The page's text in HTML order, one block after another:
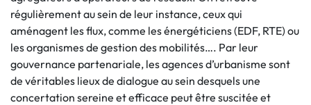
régulièrement au sein de leur instance, ceux qui
aménagent les flux, comme les énergéticiens (EDF, RTE) ou
les organismes de gestion des mobilités…. Par leur
gouvernance partenariale, les agences d’urbanisme sont
de véritables lieux de dialogue au sein desquels une
concertation sereine et efficace peut être suscitée et